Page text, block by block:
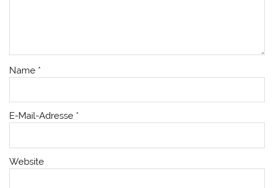
Name *
E-Mail-Adresse *
Website